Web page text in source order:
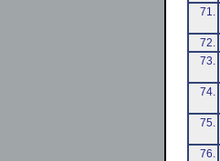
71.
72.
73.
74.
75.
76.